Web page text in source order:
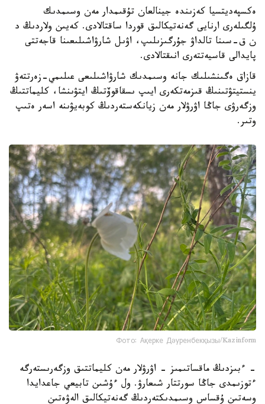
ەكسپەديتسيا كەزىندە جينالعان تۇقىمدار مەن وسىمدىك
ۇلگىلەرى ارنايى گەنەتيكالىق قوردا ساقتالادى. كەيىن ولاردىڭ د
ن ق-سىنا تالداۋ جۇرگىزىلىپ، اۋىل شارۋاشىلىعىنا قاجەتتى
پايدالى قاسيەتتەرى انىقتالادى.
قازاق ەگىنشىلىك جانە وسىمدىك شارۋاشىلىعى عىلىمي-زەرتتەۋ
ينستيتۋتىنىڭ قىزمەتكەرى ايىپ ىسقاقوۆتىڭ ايتۋىنشا، كليماتتىڭ
وزگەرۋى جاڭا اۋرۋلار مەن زيانكەستەردىڭ كوبەيۋىنە اسەر ەتىپ
وتىر.
Фото: Ақерке Дәуренбекқызы/Kazinform
- ءبىزدىڭ ماقساتىمىز - اۋرۋلار مەن كليماتتىق وزگەرىستەرگە
ءتوزىمدى جاڭا سورتتار شىعارۋ. ول ءۇشىن تابيعي جاعدايدا
وسەتىن ۇقساس وسىمدىكتەردىڭ گەنەتيكالىق الەۋەتىن